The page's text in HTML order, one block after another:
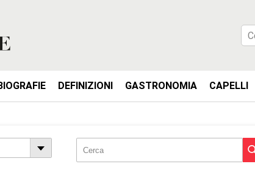
DEFINIZIONI GASTRONOMIA CAPELLI